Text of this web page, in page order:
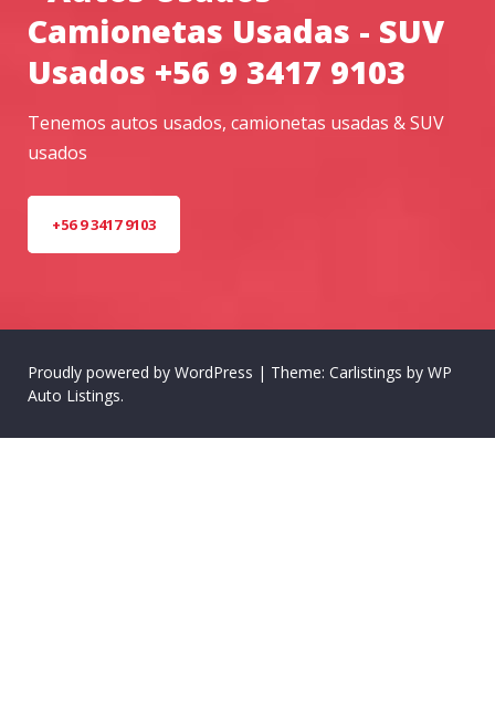
Camionetas Usadas - SUV
Usados +56 9 3417 9103
Tenemos autos usados, camionetas usadas & SUV
usados
+56 9 3417 9103
Proudly powered by WordPress | Theme: Carlistings by WP
Auto Listings.